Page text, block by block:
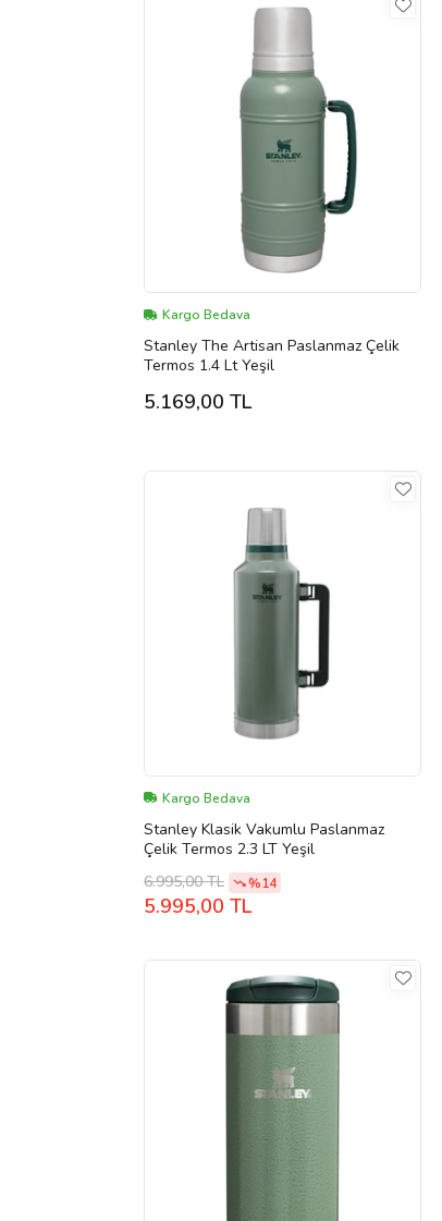
Kargo Bedava
Stanley The Artisan Paslanmaz Çelik
Termos 1.4 Lt Yeşil
5.169,00 TL
Kargo Bedava
Stanley Klasik Vakumlu Paslanmaz
Çelik Termos 2.3 LT Yeşil
6.995,00 TL
%14
5.995,00 TL